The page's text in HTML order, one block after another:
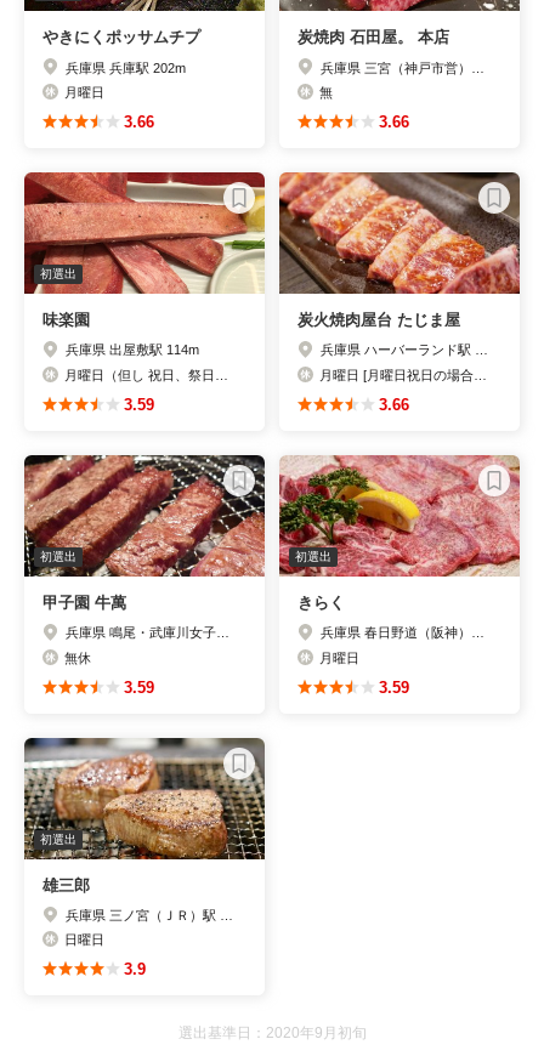
やきにくポッサムチプ
兵庫県 兵庫駅 202m
月曜日
3.66
炭焼肉 石田屋。 本店
無
3.66
初選出
味楽園
兵庫県 出屋敷駅 114m
3.59
炭火焼肉屋台 たじま屋
3.66
初選出
甲子園 牛萬
無休
3.59
初選出
きらく
月曜日
3.59
初選出
雄三郎
日曜日
3.9
選出基準日：2020年9月初旬